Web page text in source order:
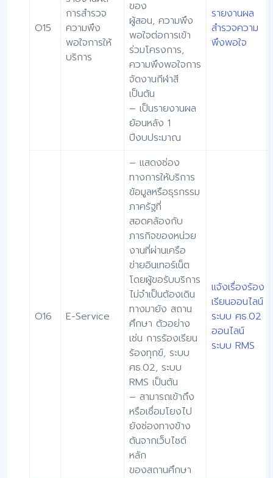
O15
การสำรวจ
ความพึง
พอใจการให้
บริการ
ของ
ผู้สอน, ความพึง
พอใจต่อการเข้า
ร่วมโครงการ,
ความพึงพอใจการ
จัดงานกีฬาสี
เป็นต้น
– เป็นรายงานผล
ย้อนหลัง 1
ปีงบประมาณ
รายงานผล
สำรวจความ
พึงพอใจ
O16 E-Service
– แสดงช่อง
ทางการให้บริการ
ข้อมูลหรือธุรกรรม
ภาครัฐที่
สอดคล้องกับ
ภารกิจของหน่วย
งานที่ผ่านเครือ
ข่ายอินเทอร์เน็ต
โดยผู้ขอรับบริการ
ไม่จำเป็นต้องเดิน
ทางมายัง สถาน
ศึกษา ตัวอย่าง
เช่น การร้องเรียน
ร้องทุกข์, ระบบ
ศธ.02, ระบบ
RMS เป็นต้น
– สามารถเข้าถึง
หรือเชื่อมโยงไป
ยังช่องทางข้าง
ต้นจากเว็บไซต์
หลัก
ของสถานศึกษา
แจ้งเรื่องร้อง
เรียนออนไลน์
ระบบ ศธ.02
ออนไลน์
ระบบ RMS